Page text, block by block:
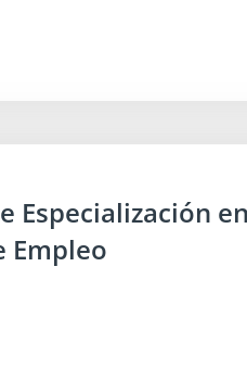
Especialización
Empleo